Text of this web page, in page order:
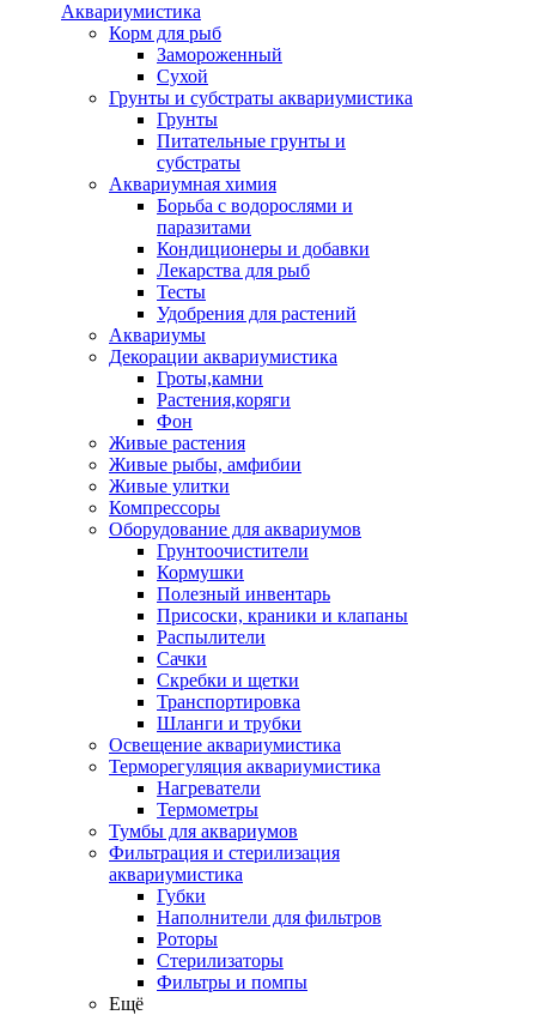
Аквариумистика
Корм для рыб
Замороженный
Сухой
Грунты и субстраты аквариумистика
Грунты
Питательные грунты и
субстраты
Аквариумная химия
Борьба с водорослями и
паразитами
Кондиционеры и добавки
Лекарства для рыб
Тесты
Удобрения для растений
Аквариумы
Декорации аквариумистика
Гроты,камни
Растения,коряги
Фон
Живые растения
Живые рыбы, амфибии
Живые улитки
Компрессоры
Оборудование для аквариумов
Грунтоочистители
Кормушки
Полезный инвентарь
Присоски, краники и клапаны
Распылители
Сачки
Скребки и щетки
Транспортировка
Шланги и трубки
Освещение аквариумистика
Терморегуляция аквариумистика
Нагреватели
Термометры
Тумбы для аквариумов
Фильтрация и стерилизация
аквариумистика
Губки
Наполнители для фильтров
Роторы
Стерилизаторы
Фильтры и помпы
Ещё